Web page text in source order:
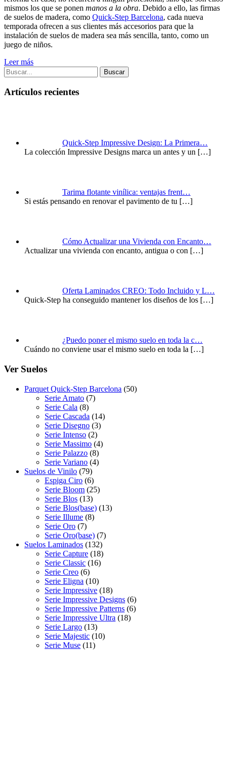
mismos los que se ponen manos a la obra. Debido a ello, las firmas
de suelos de madera, como Quick-Step Barcelona, cada nueva
temporada ofrecen a sus clientes más accesorios para que la
instalación de suelos de madera sea más sencilla, tanto, como un
juego de niños.
Leer más
Buscar
Artículos recientes
Quick-Step Impressive Design: La Primera…
La colección Impressive Designs marca un antes y un […]
Tarima flotante vinílica: ventajas frent…
Si estás pensando en renovar el pavimento de tu […]
Cómo Actualizar una Vivienda con Encanto…
Actualizar una vivienda con encanto, antigua o con […]
Oferta Laminados CREO: Todo Incluido y L…
Quick-Step ha conseguido mantener los diseños de los […]
¿Puedo poner el mismo suelo en toda la c…
Cuándo no conviene usar el mismo suelo en toda la […]
Ver Suelos
Parquet Quick-Step Barcelona (50)
Serie Amato (7)
Serie Cala (8)
Serie Cascada (14)
Serie Disegno (3)
Serie Intenso (2)
Serie Massimo (4)
Serie Palazzo (8)
Serie Variano (4)
Suelos de Vinilo (79)
Espiga Ciro (6)
Serie Bloom (25)
Serie Blos (13)
Serie Blos(base) (13)
Serie Illume (8)
Serie Oro (7)
Serie Oro(base) (7)
Suelos Laminados (132)
Serie Capture (18)
Serie Classic (16)
Serie Creo (6)
Serie Eligna (10)
Serie Impressive (18)
Serie Impressive Designs (6)
Serie Impressive Patterns (6)
Serie Impressive Ultra (18)
Serie Largo (13)
Serie Majestic (10)
Serie Muse (11)